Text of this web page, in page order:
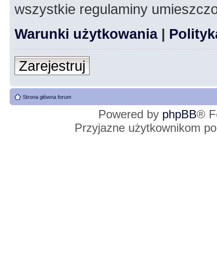
wszystkie regulaminy
Warunki użytkowania|
Zarejestruj
Strona główna forum
Powered by phpBB®
Przyjazne użytkownikom